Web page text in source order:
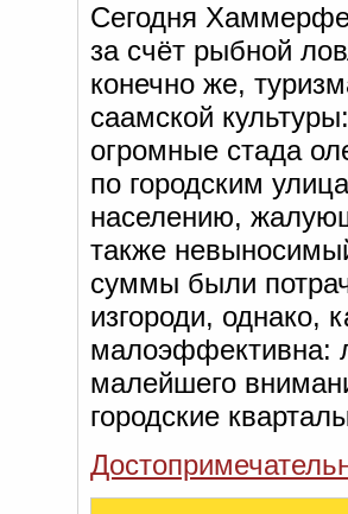
Сегодня
за счёт рыбной
конечно же,
саамской
огромные стада
по городским
населению,
также
суммы были
изгороди, однако,
малоэффективна:
малейшего
городские